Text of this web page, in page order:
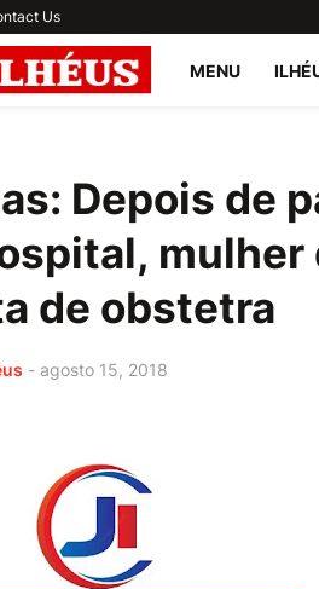
Us
MENU
Depois de
mulher
de obstetra
- agosto 15, 2018